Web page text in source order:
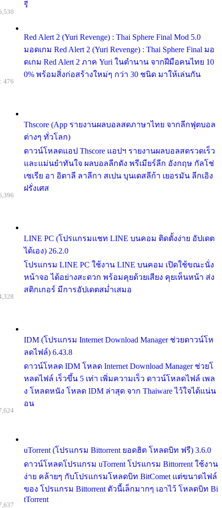
รี
Red Alert 2 (Yuri Revenge) : Thai Sphere Final Mod 5.0
มอดเกม Red Alert 2 (Yuri Revenge) : Thai Sphere Final มอ
ดเกม Red Alert 2 ภาค Yuri ในตำนาน จากฝีมือคนไทย 10
0% พร้อมสิ่งก่อสร้างใหม่ๆ กว่า 30 ชนิด มาให้เล่นกัน
Thscore (App รายงานผลบอลสดภาษาไทย จากลีกฟุตบอล
ต่างๆ ทั่วโลก)
ดาวน์โหลดแอป Thscore แอปฯ รายงานผลบอลสดรวดเร็ว
และแม่นยำทันใจ ผลบอลลีกดัง พรีเมียร์ลีก อังกฤษ กัลโช่
เซเรีย อา อิตาลี ลาลีกา สเปน บุนเดสลีก้า เยอรมัน ลีกเอิง
ฝรั่งเศส
476
LINE PC (โปรแกรมแชท LINE บนคอม ติดตั้งง่าย อัปเดต
ได้เอง) 26.2.0
โปรแกรม LINE PC ใช้งาน LINE บนคอม เปิดใช้ขณะนั่ง
หน้าจอ ได้อย่างสะดวก พร้อมคุยด้วยเสียง คุยเห็นหน้า ส่ง
สติกเกอร์ มีการอัปเดตสม่ำเสมอ
IDM (โปรแกรม Internet Download Manager ช่วยดาวน์โห
ลดไฟล์) 6.43.8
ดาวน์โหลด IDM โหลด Internet Download Manager ช่วยโ
หลดไฟล์ เร็วขึ้น 5 เท่า เพิ่มความเร็ว ดาวน์โหลดไฟล์ เพล
ง โหลดหนัง โหลด IDM ล่าสุด จาก Thaiware ไว้ใจได้แน่น
อน
uTorrent (โปรแกรม Bittorrent ยอดฮิต โหลดบิท ฟรี) 3.6.0
ดาวน์โหลดโปรแกรม uTorrent โปรแกรม Bittorrent ใช้งาน
ง่าย คล้ายๆ กับโปรแกรมโหลดบิท BitComet แต่ขนาดไฟล์
ของ โปรแกรม Bittorrent ตัวนี้เล็กมากๆ เอาไว้ โหลดบิท Bi
tTorrent